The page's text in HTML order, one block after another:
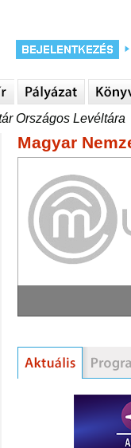
Országos Levéltára
Magyar